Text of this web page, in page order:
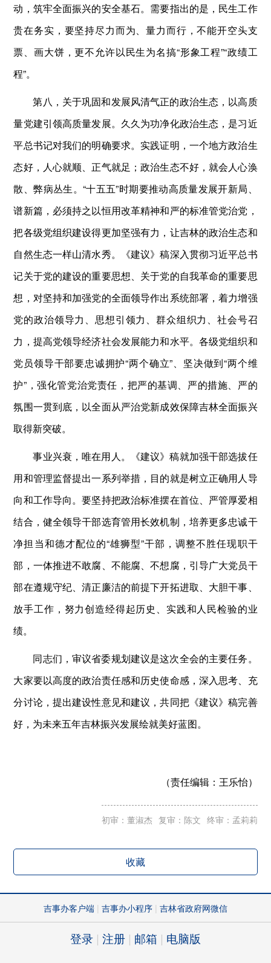
动，筑牢全面振兴的安全基石。需要指出的是，民生工作
贵在务实，要坚持尽力而为、量力而行，不能开空头支
票、画大饼，更不允许以民生为名搞“形象工程”“政绩工
程”。
第八，关于巩固和发展风清气正的政治生态，以高质
量党建引领高质量发展。久久为功净化政治生态，是习近
平总书记对我们的明确要求。实践证明，一个地方政治生
态好，人心就顺、正气就足；政治生态不好，就会人心涣
散、弊病丛生。“十五五”时期要推动高质量发展开新局、
谱新篇，必须持之以恒用改革精神和严的标准管党治党，
把各级党组织建设得更加坚强有力，让吉林的政治生态和
自然生态一样山清水秀。《建议》稿深入贯彻习近平总书
记关于党的建设的重要思想、关于党的自我革命的重要思
想，对坚持和加强党的全面领导作出系统部署，着力增强
党的政治领导力、思想引领力、群众组织力、社会号召
力，提高党领导经济社会发展能力和水平。各级党组织和
党员领导干部要忠诚拥护“两个确立”、坚决做到“两个维
护”，强化管党治党责任，把严的基调、严的措施、严的
氛围一贯到底，以全面从严治党新成效保障吉林全面振兴
取得新突破。
事业兴衰，唯在用人。《建议》稿就加强干部选拔任
用和管理监督提出一系列举措，目的就是树立正确用人导
向和工作导向。要坚持把政治标准摆在首位、严管厚爱相
结合，健全领导干部选育管用长效机制，培养更多忠诚干
净担当和德才配位的“雄狮型”干部，调整不胜任现职干
部，一体推进不敢腐、不能腐、不想腐，引导广大党员干
部在遵规守纪、清正廉洁的前提下开拓进取、大胆干事、
放手工作，努力创造经得起历史、实践和人民检验的业
绩。
同志们，审议省委规划建议是这次全会的主要任务。
大家要以高度的政治责任感和历史使命感，深入思考、充
分讨论，提出建设性意见和建议，共同把《建议》稿完善
好，为未来五年吉林振兴发展绘就美好蓝图。
（责任编辑： 王乐怡）
初审：董淑杰 复审：陈文 终审：孟莉莉
收藏